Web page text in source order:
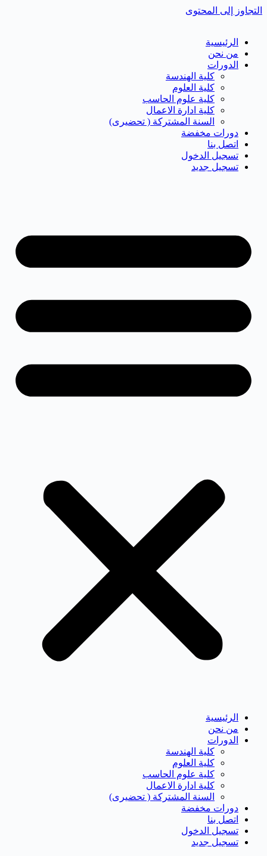
التجاوز إلى المحتوى
الرئيسية
من نحن
الدورات
كلية الهندسة
كلية العلوم
كلية علوم الحاسب
كلية ادارة الاعمال
السنة المشتركة ( تحضيرى)
دورات مخفضة
اتصل بنا
تسجيل الدخول
تسجيل جديد
الرئيسية
من نحن
الدورات
كلية الهندسة
كلية العلوم
كلية علوم الحاسب
كلية ادارة الاعمال
السنة المشتركة ( تحضيرى)
دورات مخفضة
اتصل بنا
تسجيل الدخول
تسجيل جديد